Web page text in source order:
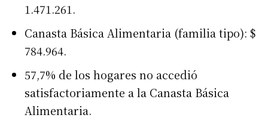
1.471.261.
Canasta Básica Alimentaria (familia tipo): $
784.964.
57,7% de los hogares no accedió
satisfactoriamente a la Canasta Básica
Alimentaria.